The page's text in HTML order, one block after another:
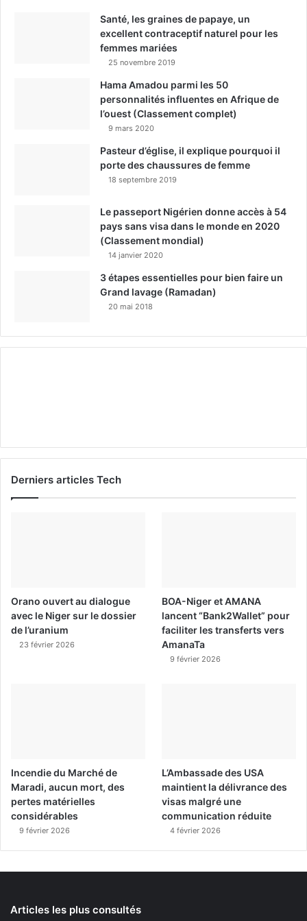
Santé, les graines de papaye, un
excellent contraceptif naturel pour les
femmes mariées
25 novembre 2019
Hama Amadou parmi les 50
personnalités influentes en Afrique de
l’ouest (Classement complet)
9 mars 2020
Pasteur d’église, il explique pourquoi il
porte des chaussures de femme
18 septembre 2019
Le passeport Nigérien donne accès à 54
pays sans visa dans le monde en 2020
(Classement mondial)
14 janvier 2020
3 étapes essentielles pour bien faire un
Grand lavage (Ramadan)
20 mai 2018
Derniers articles Tech
Orano ouvert au dialogue
avec le Niger sur le dossier
de l’uranium
23 février 2026
BOA-Niger et AMANA
lancent “Bank2Wallet” pour
faciliter les transferts vers
AmanaTa
9 février 2026
Incendie du Marché de
Maradi, aucun mort, des
pertes matérielles
considérables
9 février 2026
L’Ambassade des USA
maintient la délivrance des
visas malgré une
communication réduite
4 février 2026
Articles les plus consultés